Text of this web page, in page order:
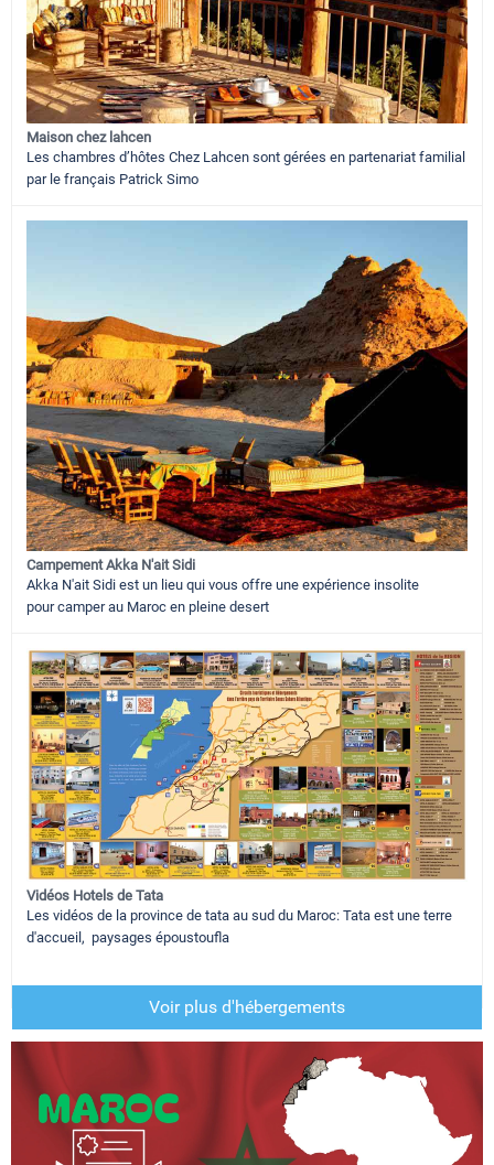
Maison chez lahcen
Les chambres d’hôtes Chez Lahcen sont gérées en partenariat familial
par le français Patrick Simo
Campement Akka N'ait Sidi
Akka N'ait Sidi est un lieu qui vous offre une expérience insolite
pour camper au Maroc en pleine desert
Vidéos Hotels de Tata
Les vidéos de la province de tata au sud du Maroc: Tata est une terre
d'accueil, paysages époustoufla
Voir plus d'hébergements